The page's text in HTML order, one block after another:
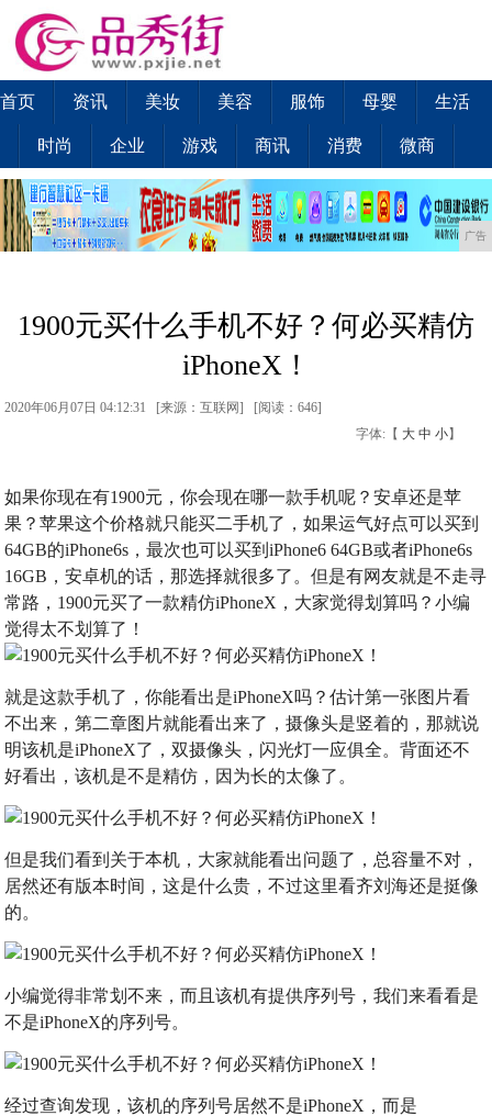
首页 资讯 美妆 美容 服饰 母婴 生活
时尚 企业 游戏 商讯 消费 微商
广告
1900元买什么手机不好？何必买精仿
iPhoneX！
2020年06月07日 04:12:31 [来源：互联网] [阅读：646]
字体:【 大 中 小】
如果你现在有1900元，你会现在哪一款手机呢？安卓还是苹
果？苹果这个价格就只能买二手机了，如果运气好点可以买到
64GB的iPhone6s，最次也可以买到iPhone6 64GB或者iPhone6s
16GB，安卓机的话，那选择就很多了。但是有网友就是不走寻
常路，1900元买了一款精仿iPhoneX，大家觉得划算吗？小编
觉得太不划算了！
就是这款手机了，你能看出是iPhoneX吗？估计第一张图片看
不出来，第二章图片就能看出来了，摄像头是竖着的，那就说
明该机是iPhoneX了，双摄像头，闪光灯一应俱全。背面还不
好看出，该机是不是精仿，因为长的太像了。
但是我们看到关于本机，大家就能看出问题了，总容量不对，
居然还有版本时间，这是什么贵，不过这里看齐刘海还是挺像
的。
小编觉得非常划不来，而且该机有提供序列号，我们来看看是
不是iPhoneX的序列号。
经过查询发现，该机的序列号居然不是iPhoneX，而是